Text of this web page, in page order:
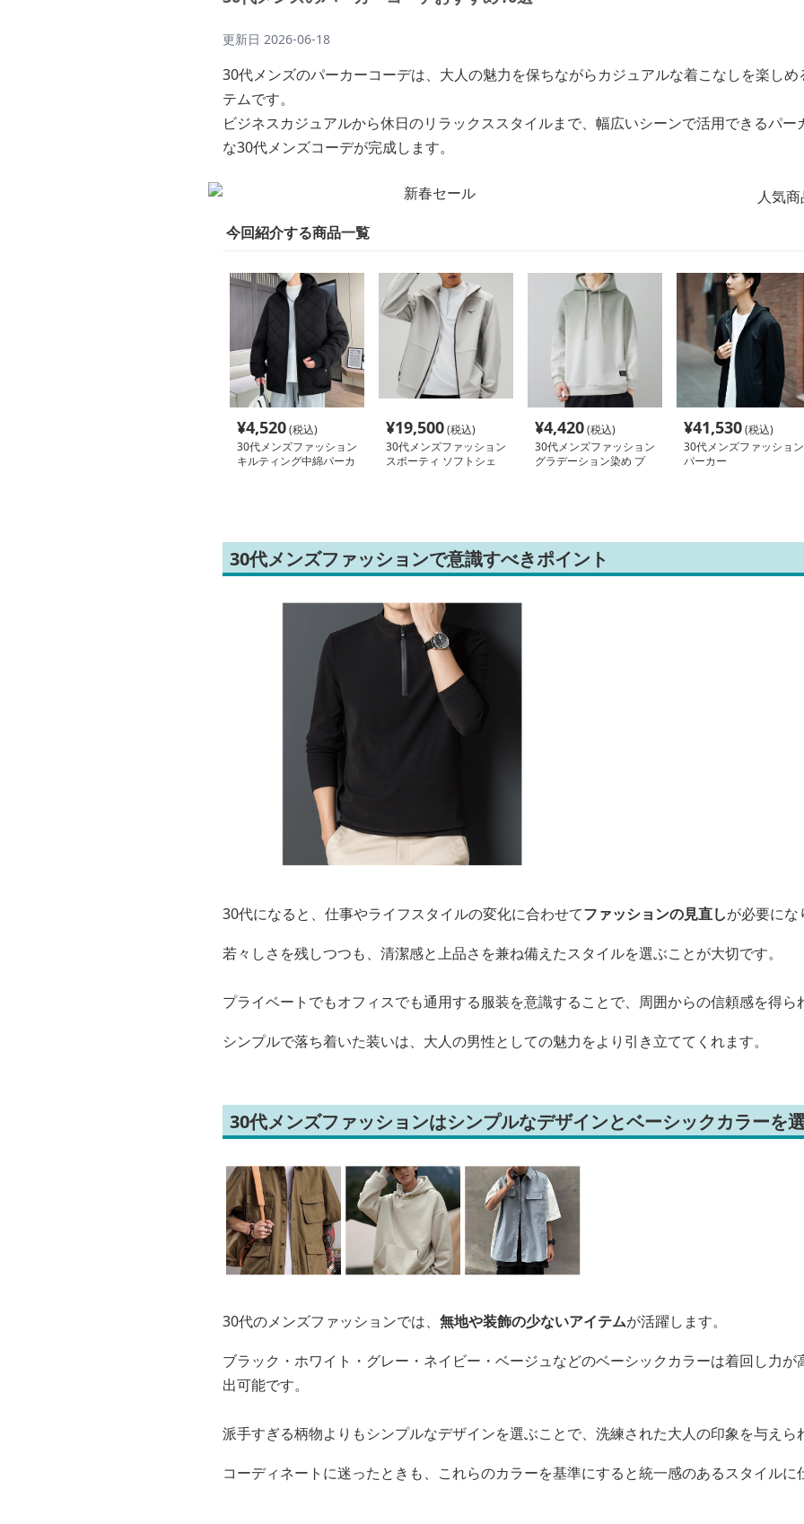
更新日 2026-06-18
30代メンズのパーカーコーデは、大人の魅力を保ちながらカジュアルな着こなしを楽しめ
テムです。
ビジネスカジュアルから休日のリラックススタイルまで、幅広いシーンで活用できるパ
な30代メンズコーデが完成します。
人気商
今回紹介する商品一覧
¥4,520(税込)
30代メンズファッション
キルティング中綿パーカ
¥19,500(税込)
30代メンズファッション
スポーティ ソフトシェ
¥4,420(税込)
30代メンズファッション
グラデーション染め プ
¥41,530(税込)
30代メンズファッション
パーカー
30代メンズファッションで意識すべきポイント
30代になると、仕事やライフスタイルの変化に合わせてファッションの見直しが必要にな
若々しさを残しつつも、清潔感と上品さを兼ね備えたスタイルを選ぶことが大切です。
プライベートでもオフィスでも通用する服装を意識することで、周囲からの信頼感を得ら
シンプルで落ち着いた装いは、大人の男性としての魅力をより引き立ててくれます。
30代メンズファッションはシンプルなデザインとベーシックカラーを
30代のメンズファッションでは、 無地や装飾の少ないアイテムが活躍します。
ブラック・ホワイト・グレー・ネイビー・ベージュなどのベーシックカラーは着回し力
出可能です。
派手すぎる柄物よりもシンプルなデザインを選ぶことで、洗練された大人の印象を与えら
コーディネートに迷ったときも、これらのカラーを基準にすると統一感のあるスタイルに